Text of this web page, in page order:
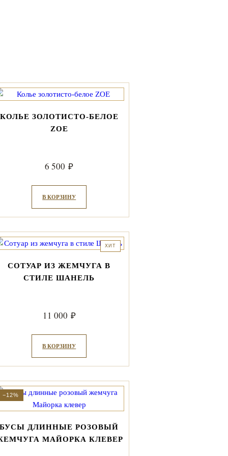
КОЛЬЕ ЗОЛОТИСТО-БЕЛОЕ
ZOE
6 500₽
В КОРЗИНУ
ХИТ
СОТУАР ИЗ ЖЕМЧУГА В
СТИЛЕ ШАНЕЛЬ
11 000 ₽
В КОРЗИНУ
−12%
БУСЫ ДЛИННЫЕ РОЗОВЫЙ
МАЙОРКА КЛЕВЕР